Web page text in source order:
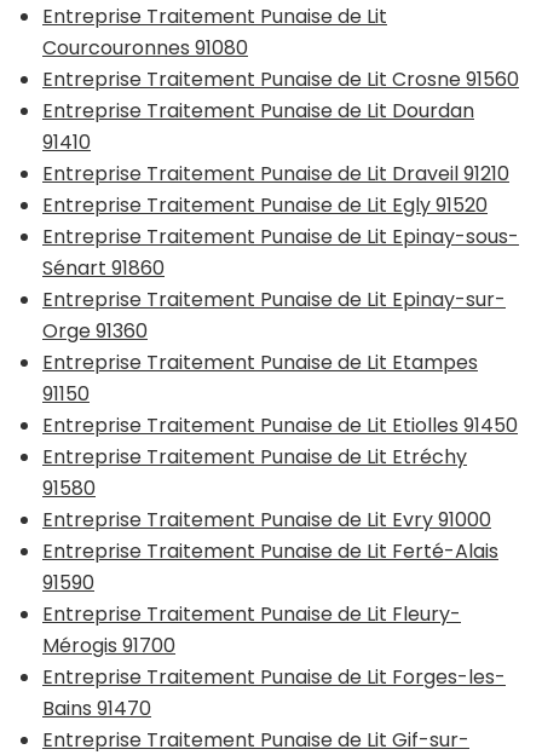
Entreprise Traitement Punaise de Lit
Courcouronnes 91080
Entreprise Traitement Punaise de Lit Crosne 91560
Entreprise Traitement Punaise de Lit Dourdan
91410
Entreprise Traitement Punaise de Lit Draveil 91210
Entreprise Traitement Punaise de Lit Egly 91520
Entreprise Traitement Punaise de Lit Epinay-sous-
Sénart 91860
Entreprise Traitement Punaise de Lit Epinay-sur-
Orge 91360
Entreprise Traitement Punaise de Lit Etampes
91150
Entreprise Traitement Punaise de Lit Etiolles 91450
Entreprise Traitement Punaise de Lit Etréchy
91580
Entreprise Traitement Punaise de Lit Evry 91000
Entreprise Traitement Punaise de Lit Ferté-Alais
91590
Entreprise Traitement Punaise de Lit Fleury-
Mérogis 91700
Entreprise Traitement Punaise de Lit Forges-les-
Bains 91470
Entreprise Traitement Punaise de Lit Gif-sur-